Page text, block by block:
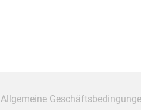
Allgemeine